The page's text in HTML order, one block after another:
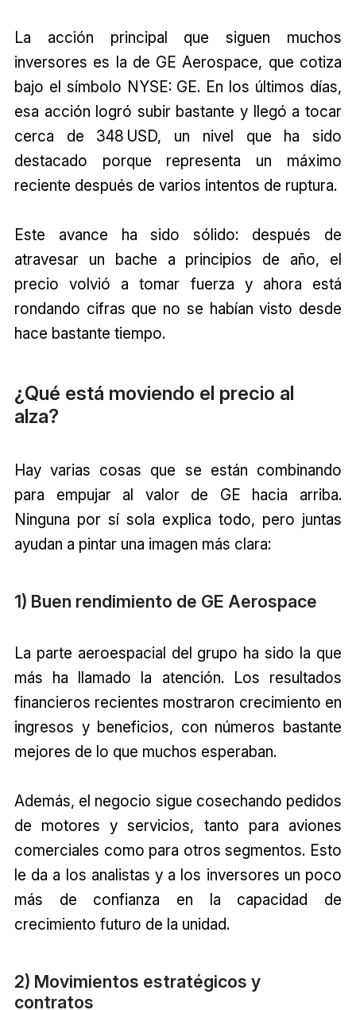
La acción principal que siguen muchos
inversores es la de GE Aerospace, que cotiza
bajo el símbolo NYSE: GE. En los últimos días,
esa acción logró subir bastante y llegó a tocar
cerca de 348 USD, un nivel que ha sido
destacado porque representa un máximo
reciente después de varios intentos de ruptura.
Este avance ha sido sólido: después de
atravesar un bache a principios de año, el
precio volvió a tomar fuerza y ahora está
rondando cifras que no se habían visto desde
hace bastante tiempo.
¿Qué está moviendo el precio al
alza?
Hay varias cosas que se están combinando
para empujar al valor de GE hacia arriba.
Ninguna por sí sola explica todo, pero juntas
ayudan a pintar una imagen más clara:
1) Buen rendimiento de GE Aerospace
La parte aeroespacial del grupo ha sido la que
más ha llamado la atención. Los resultados
financieros recientes mostraron crecimiento en
ingresos y beneficios, con números bastante
mejores de lo que muchos esperaban.
Además, el negocio sigue cosechando pedidos
de motores y servicios, tanto para aviones
comerciales como para otros segmentos. Esto
le da a los analistas y a los inversores un poco
más de confianza en la capacidad de
crecimiento futuro de la unidad.
2) Movimientos estratégicos y
contratos